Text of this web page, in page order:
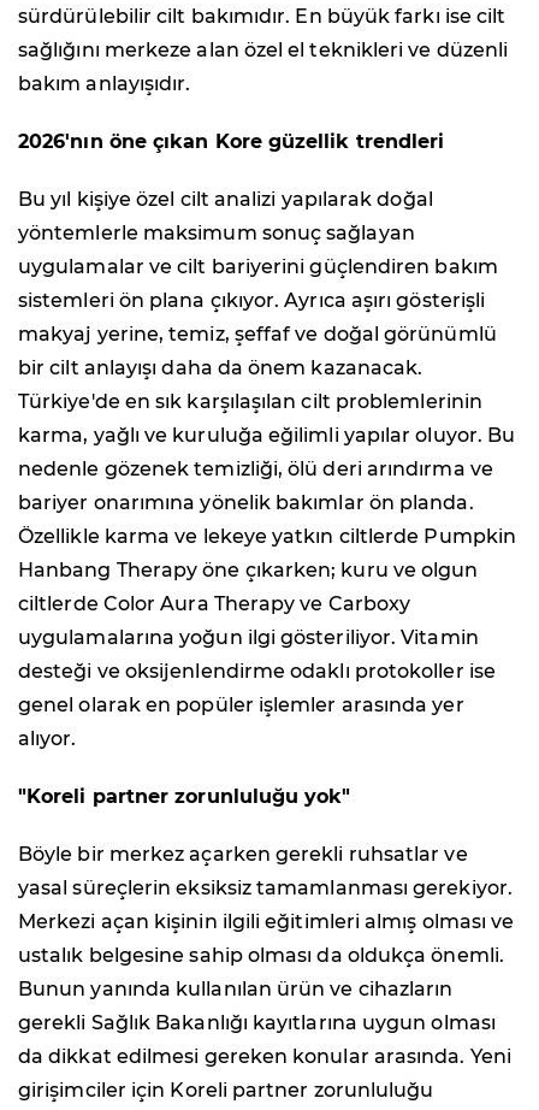
sürdürülebilir cilt bakımıdır. En büyük farkı ise cilt
sağlığını merkeze alan özel el teknikleri ve düzenli
bakım anlayışıdır.
2026'nın öne çıkan Kore güzellik trendleri
Bu yıl kişiye özel cilt analizi yapılarak doğal
yöntemlerle maksimum sonuç sağlayan
uygulamalar ve cilt bariyerini güçlendiren bakım
sistemleri ön plana çıkıyor. Ayrıca aşırı gösterişli
makyaj yerine, temiz, şeffaf ve doğal görünümlü
bir cilt anlayışı daha da önem kazanacak.
Türkiye'de en sık karşılaşılan cilt problemlerinin
karma, yağlı ve kuruluğa eğilimli yapılar oluyor. Bu
nedenle gözenek temizliği, ölü deri arındırma ve
bariyer onarımına yönelik bakımlar ön planda.
Özellikle karma ve lekeye yatkın ciltlerde Pumpkin
Hanbang Therapy öne çıkarken; kuru ve olgun
ciltlerde Color Aura Therapy ve Carboxy
uygulamalarına yoğun ilgi gösteriliyor. Vitamin
desteği ve oksijenlendirme odaklı protokoller ise
genel olarak en popüler işlemler arasında yer
alıyor.
"Koreli partner zorunluluğu yok"
Böyle bir merkez açarken gerekli ruhsatlar ve
yasal süreçlerin eksiksiz tamamlanması gerekiyor.
Merkezi açan kişinin ilgili eğitimleri almış olması ve
ustalık belgesine sahip olması da oldukça önemli.
Bunun yanında kullanılan ürün ve cihazların
gerekli Sağlık Bakanlığı kayıtlarına uygun olması
da dikkat edilmesi gereken konular arasında. Yeni
girişimciler için Koreli partner zorunluluğu